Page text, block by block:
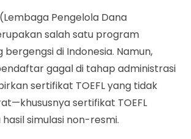
Resmi: Mengapa LPDP Menolak
Pendaftar LPDP 2025
Juga Menerima TOEFL ITP Resmi
Asing dalam Persiapan
(Lembaga Pengelola Dana
salah satu program
bergengsi di Indonesia. Namun,
gagal di tahap administrasi
sertifikat TOEFL yang tidak
sertifikat TOEFL
simulasi non-resmi.